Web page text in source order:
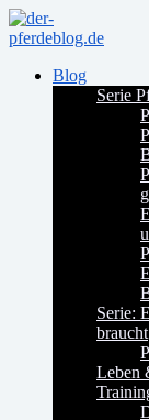
Blog
Serie
Serie:
braucht
Leben